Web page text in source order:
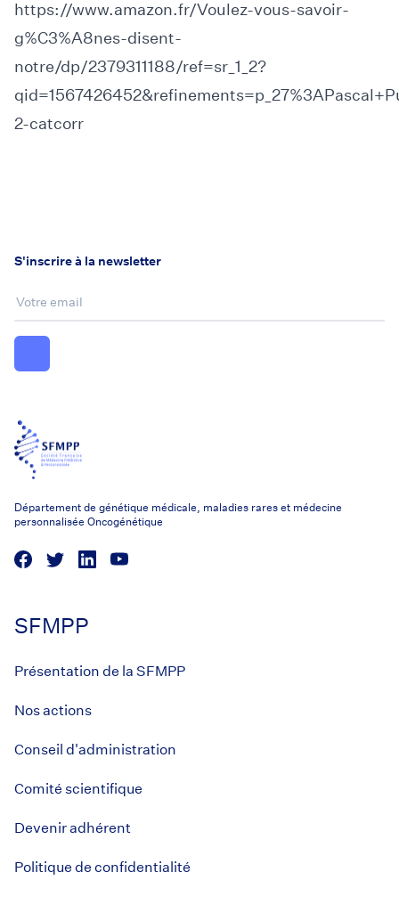
https://www.amazon.fr/Voulez-vous-savoir-
g%C3%A8nes-disent-
notre/dp/2379311188/ref=sr_1_2?
2-catcorr
S'inscrire à la newsletter
Email :
Département de génétique médicale, maladies rares et médecine
personnalisée Oncogénétique
SFMPP
Présentation de la SFMPP
Nos actions
Conseil d'administration
Comité scientifique
Devenir adhérent
Politique de confidentialité